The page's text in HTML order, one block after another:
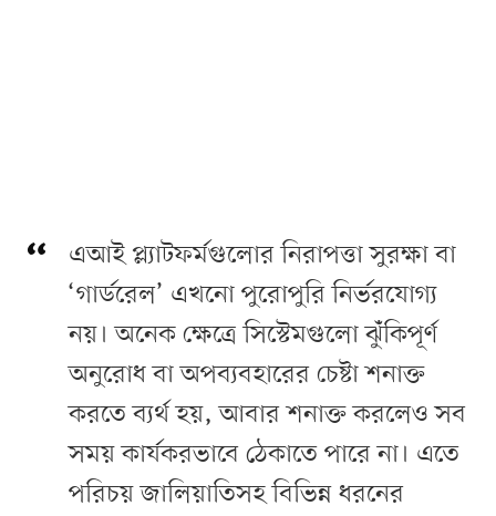
এআই প্ল্যাটফর্মগুলোর নিরাপত্তা সুরক্ষা বা
‘গার্ডরেল’ এখনো পুরোপুরি নির্ভরযোগ্য
নয়। অনেক ক্ষেত্রে সিস্টেমগুলো ঝুঁকিপূর্ণ
অনুরোধ বা অপব্যবহারের চেষ্টা শনাক্ত
করতে ব্যর্থ হয়, আবার শনাক্ত করলেও সব
সময় কার্যকরভাবে ঠেকাতে পারে না। এতে
পরিচয় জালিয়াতিসহ বিভিন্ন ধরনের